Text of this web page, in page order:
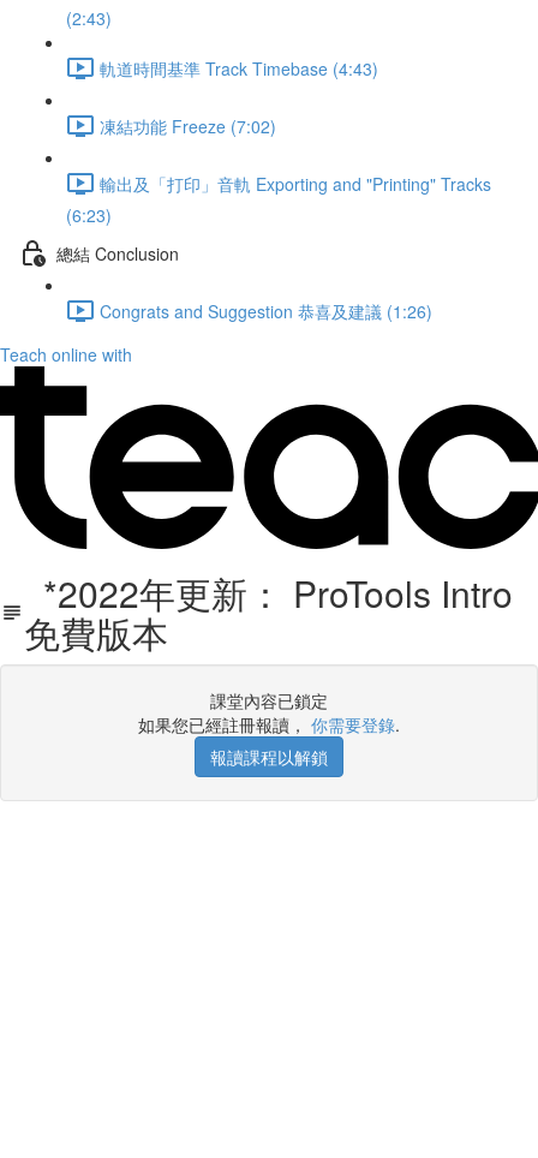
(2:43)
軌道時間基準 Track Timebase (4:43)
凍結功能 Freeze (7:02)
輸出及「打印」音軌 Exporting and "Printing" Tracks
(6:23)
總結 Conclusion
Congrats and Suggestion 恭喜及建議 (1:26)
Teach online with
*2022年更新： ProTools Intro
免費版本
課堂內容已鎖定
如果您已經註冊報讀， 你需要登錄.
報讀課程以解鎖